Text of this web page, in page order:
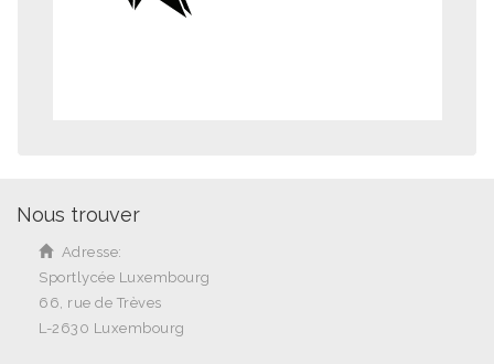
Nous trouver
Adresse:
Sportlycée Luxembourg
66, rue de Trèves
L-2630 Luxembourg